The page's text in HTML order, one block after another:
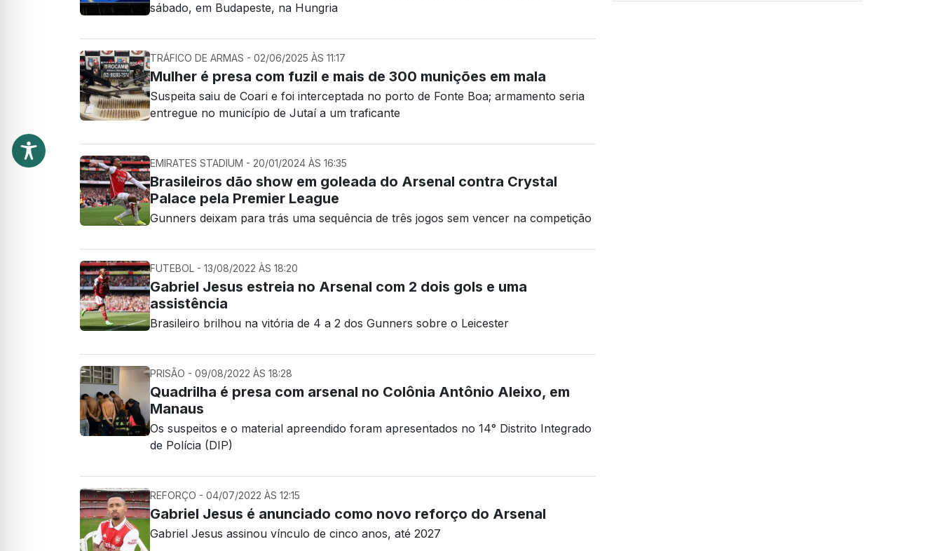
sábado, em Budapeste, na Hungria
TRÁFICO DE ARMAS - 02/06/2025 ÀS 11:17
Mulher é presa com fuzil e mais de 300 munições em mala
Suspeita saiu de Coari e foi interceptada no porto de Fonte Boa; armamento seria
entregue no município de Jutaí a um traficante
EMIRATES STADIUM - 20/01/2024 ÀS 16:35
Brasileiros dão show em goleada do Arsenal contra Crystal
Palace pela Premier League
Gunners deixam para trás uma sequência de três jogos sem vencer na competição
FUTEBOL - 13/08/2022 ÀS 18:20
Gabriel Jesus estreia no Arsenal com 2 dois gols e uma
assistência
Brasileiro brilhou na vitória de 4 a 2 dos Gunners sobre o Leicester
PRISÃO - 09/08/2022 ÀS 18:28
Quadrilha é presa com arsenal no Colônia Antônio Aleixo, em
Manaus
Os suspeitos e o material apreendido foram apresentados no 14° Distrito Integrado
de Polícia (DIP)
REFORÇO - 04/07/2022 ÀS 12:15
Gabriel Jesus é anunciado como novo reforço do Arsenal
Gabriel Jesus assinou vínculo de cinco anos, até 2027